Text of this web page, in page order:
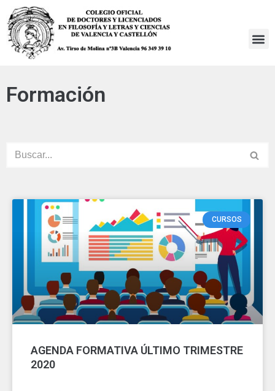
Saltar
al
Formación
CURSOS
AGENDA FORMATIVA ÚLTIMO TRIMESTRE
2020